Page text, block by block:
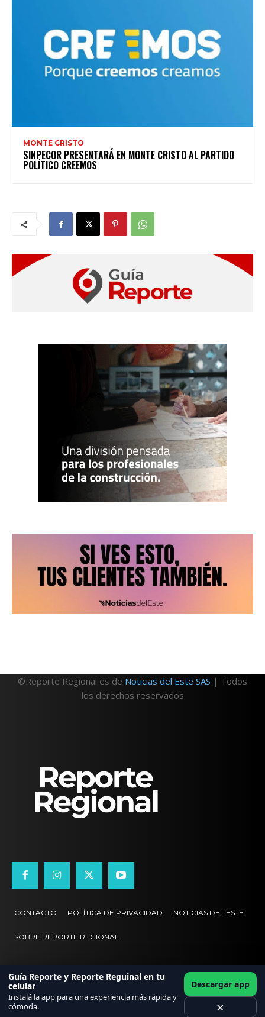
MONTE CRISTO
SINPECOR PRESENTARÁ EN MONTE CRISTO AL PARTIDO
POLÍTICO CREEMOS
©Reporte Regional es de Noticias del Este SAS | Todos
los derechos reservados
CONTACTO POLÍTICA DE PRIVACIDAD NOTICIAS DEL ESTE
SOBRE REPORTE REGIONAL
Guía Reporte y Reporte Reguinal en tu
celular
Instalá la app para una experiencia más rápida y
cómoda.
Descargar app
×